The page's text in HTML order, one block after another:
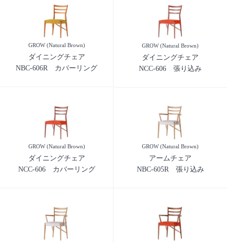
GROW (Natural Brown)
ダイニングチェア
NBC-606R カバーリング
GROW (Natural Brown)
ダイニングチェア
NCC-606 張り込み
GROW (Natural Brown)
ダイニングチェア
NCC-606 カバーリング
GROW (Natural Brown)
アームチェア
NBC-605R 張り込み